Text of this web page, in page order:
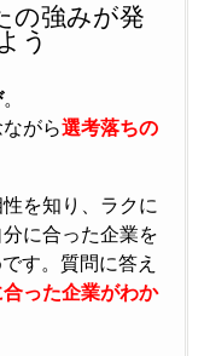
の強みが発
う
。
がら選考落ちの
を知り、ラクに
に合った企業を
す。質問に答え
った企業がわか